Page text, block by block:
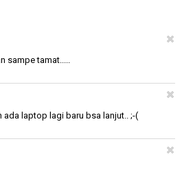
sampe tamat.....
ada laptop lagi baru bsa lanjut.. ;-(